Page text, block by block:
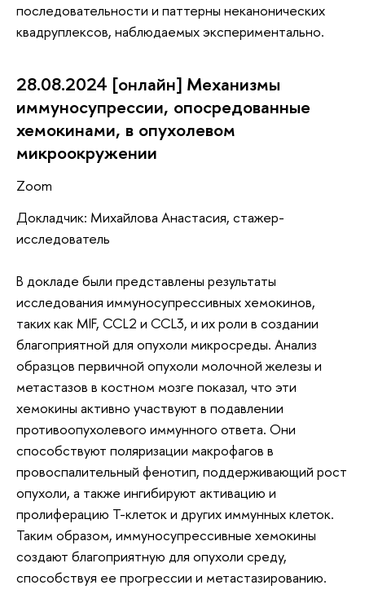
последовательности и паттерны неканонических
квадруплексов, наблюдаемых экспериментально.
28.08.2024 [онлайн] Механизмы
иммуносупрессии, опосредованные
хемокинами, в опухолевом
микроокружении
Zoom
Докладчик: Михайлова Анастасия, стажер-
исследователь
В докладе были представлены результаты
исследования иммуносупрессивных хемокинов,
таких как MIF, CCL2 и CCL3, и их роли в создании
благоприятной для опухоли микросреды. Анализ
образцов первичной опухоли молочной железы и
метастазов в костном мозге показал, что эти
хемокины активно участвуют в подавлении
противоопухолевого иммунного ответа. Они
способствуют поляризации макрофагов в
провоспалительный фенотип, поддерживающий рост
опухоли, а также ингибируют активацию и
пролиферацию Т-клеток и других иммунных клеток.
Таким образом, иммуносупрессивные хемокины
создают благоприятную для опухоли среду,
способствуя ее прогрессии и метастазированию.